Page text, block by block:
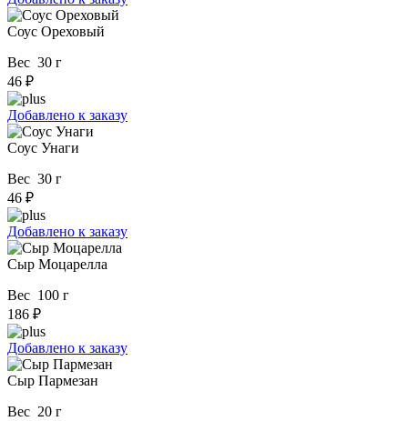
Соус Ореховый
Вес 30 г
46 ₽
Добавлено к заказу
Соус Унаги
Вес 30 г
46 ₽
Добавлено к заказу
Сыр Моцарелла
Вес 100 г
186 ₽
Добавлено к заказу
Сыр Пармезан
Вес 20 г